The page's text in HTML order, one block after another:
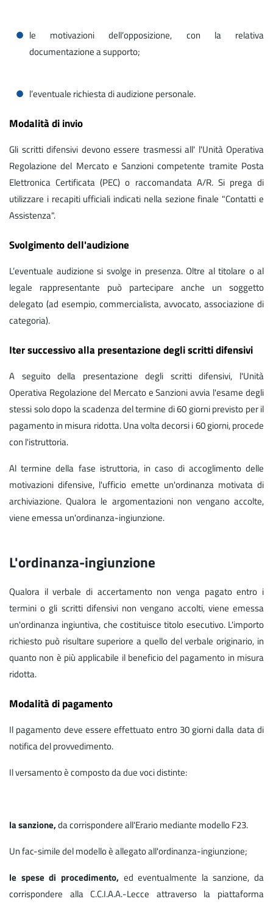
le motivazioni dell’opposizione, con la relativa
documentazione a supporto;
l’eventuale richiesta di audizione personale.
Modalità di invio
Gli scritti difensivi devono essere trasmessi all' l'Unità Operativa
Regolazione del Mercato e Sanzioni competente tramite Posta
Elettronica Certificata (PEC) o raccomandata A/R. Si prega di
utilizzare i recapiti ufficiali indicati nella sezione finale "Contatti e
Assistenza".
Svolgimento dell'audizione
L’eventuale audizione si svolge in presenza. Oltre al titolare o al
legale rappresentante può partecipare anche un soggetto
delegato (ad esempio, commercialista, avvocato, associazione di
categoria).
Iter successivo alla presentazione degli scritti difensivi
A seguito della presentazione degli scritti difensivi, l'Unità
Operativa Regolazione del Mercato e Sanzioni avvia l'esame degli
stessi solo dopo la scadenza del termine di 60 giorni previsto per il
pagamento in misura ridotta. Una volta decorsi i 60 giorni, procede
con l'istruttoria.
Al termine della fase istruttoria, in caso di accoglimento delle
motivazioni difensive, l'ufficio emette un'ordinanza motivata di
archiviazione. Qualora le argomentazioni non vengano accolte,
viene emessa un'ordinanza-ingiunzione.
L'ordinanza-ingiunzione
Qualora il verbale di accertamento non venga pagato entro i
termini o gli scritti difensivi non vengano accolti, viene emessa
un'ordinanza ingiuntiva, che costituisce titolo esecutivo. L'importo
richiesto può risultare superiore a quello del verbale originario, in
quanto non è più applicabile il beneficio del pagamento in misura
ridotta.
Modalità di pagamento
Il pagamento deve essere effettuato entro 30 giorni dalla data di
notifica del provvedimento.
Il versamento è composto da due voci distinte:
la sanzione,da corrispondere all'Erario mediante modello F23.
Un fac-simile del modello è allegato all'ordinanza-ingiunzione;
le spese di procedimento, ed eventualmente la sanzione, da
corrispondere alla C.C.I.A.A.-Lecce attraverso la piattaforma